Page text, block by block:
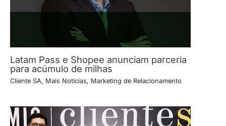
Latam Pass e Shopee anunciam parceria
para acúmulo de milhas
Cliente SA, Mais Notícias, Marketing de Relacionamento